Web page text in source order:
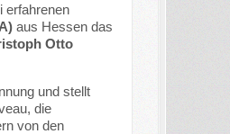
erfahrenen
aus Hessen das
Otto
und stellt
die
von den